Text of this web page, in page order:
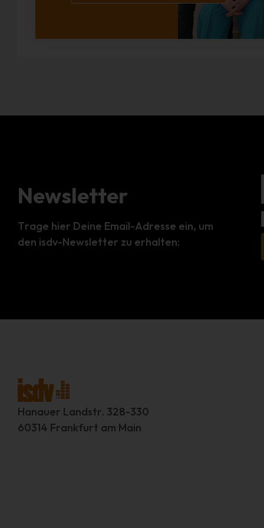
Newsletter
Trage hier Deine Email-Adresse ein, um
den isdv-Newsletter zu erhalten:
Hanauer Landstr. 328-330
60314 Frankfurt am Main